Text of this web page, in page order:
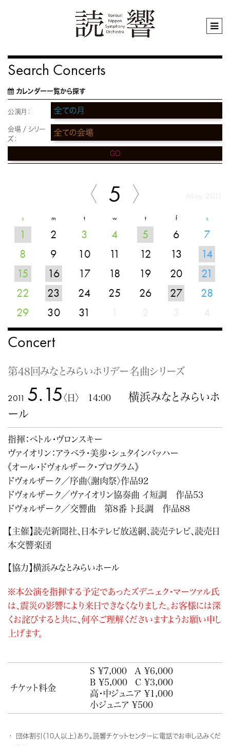
Search Concerts
カレンダー一覧から探す
公演月：
会場 / シリー
ズ：
GO
5
s m t w t f s
1 2 3 4 5 6
7
8
9 10 11 12 13
14
15
16 17 18 19 20
21
22
23 24 25 26 27
28
29
30 31
Concert
第48回みなとみらいホリデー名曲シリーズ
2011 5.15 〈日〉 14:00 横浜みなとみらいホ
ール
指揮：ペトル・ヴロンスキー
ヴァイオリン：アラベラ・美歩・シュタインバッハー
《オール・ドヴォルザーク・プログラム》
ドヴォルザーク／序曲〈謝肉祭〉作品92
ドヴォルザーク／ヴァイオリン協奏曲 イ短調 作品53
ドヴォルザーク／交響曲 第8番 ト長調 作品88
【主催】読売新聞社、日本テレビ放送網、読売テレビ、読売日
本交響楽団
【協力】横浜みなとみらいホール
※本公演を指揮する予定であったズデニェク・マーツァル氏
は、震災の影響により来日できなくなりました。お客様には深
くお詫びすると共に、何卒ご理解くださいますようお願い申し
上げます。
チケット料金
S ¥7,000
A ¥6,000
B ¥5,000
C ¥3,000
高・中ジュニア ¥1,000
小ジュニア ¥500
団体割引（10人以上）あり。読響チケットセンターに電話でお申し込みくだ